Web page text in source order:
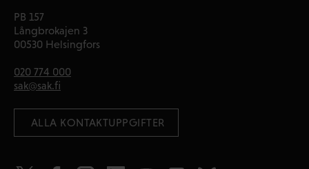
PB 157
Långbrokajen 3
00530 Helsingfors
020 774 000
sak@sak.fi
ALLA KONTAKTUPPGIFTER